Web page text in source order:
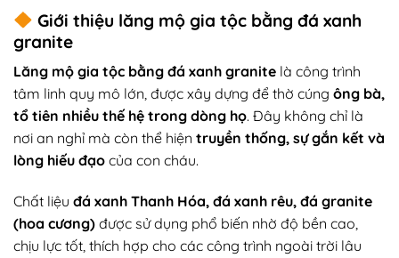
Giới thiệu lăng mộ gia tộc bằng đá xanh
granite
Lăng mộ gia tộc bằng đá xanh granite là công trình
tâm linh quy mô lớn, được xây dựng để thờ cúng ông bà,
tổ tiên nhiều thế hệ trong dòng họ. Đây không chỉ là
nơi an nghỉ mà còn thể hiện truyền thống, sự gắn kết và
lòng hiếu đạo của con cháu.
Chất liệu đá xanh Thanh Hóa, đá xanh rêu, đá granite
(hoa cương) được sử dụng phổ biến nhờ độ bền cao,
chịu lực tốt, thích hợp cho các công trình ngoài trời lâu